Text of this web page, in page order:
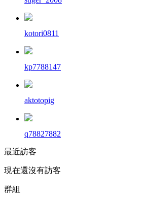
kotori0811
kp7788147
aktotopig
q78827882
最近訪客
現在還沒有訪客
群組